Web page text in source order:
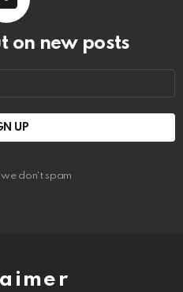
on new posts
don't spam